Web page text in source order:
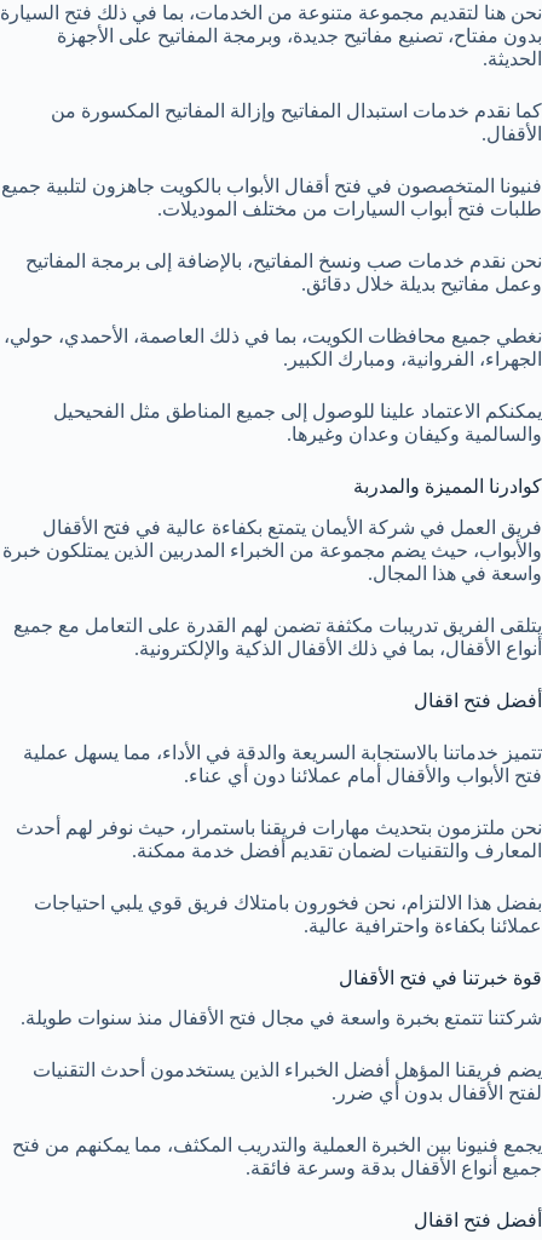
نحن هنا لتقديم مجموعة متنوعة من الخدمات، بما في ذلك فتح السيارة
بدون مفتاح، تصنيع مفاتيح جديدة، وبرمجة المفاتيح على الأجهزة
الحديثة.
كما نقدم خدمات استبدال المفاتيح وإزالة المفاتيح المكسورة من
الأقفال.
فنيونا المتخصصون في فتح أقفال الأبواب بالكويت جاهزون لتلبية جميع
طلبات فتح أبواب السيارات من مختلف الموديلات.
نحن نقدم خدمات صب ونسخ المفاتيح، بالإضافة إلى برمجة المفاتيح
وعمل مفاتيح بديلة خلال دقائق.
نغطي جميع محافظات الكويت، بما في ذلك العاصمة، الأحمدي، حولي،
الجهراء، الفروانية، ومبارك الكبير.
يمكنكم الاعتماد علينا للوصول إلى جميع المناطق مثل الفحيحيل
والسالمية وكيفان وعدان وغيرها.
كوادرنا المميزة والمدربة
فريق العمل في شركة الأيمان يتمتع بكفاءة عالية في فتح الأقفال
والأبواب، حيث يضم مجموعة من الخبراء المدربين الذين يمتلكون خبرة
واسعة في هذا المجال.
يتلقى الفريق تدريبات مكثفة تضمن لهم القدرة على التعامل مع جميع
أنواع الأقفال، بما في ذلك الأقفال الذكية والإلكترونية.
أفضل فتح اقفال
تتميز خدماتنا بالاستجابة السريعة والدقة في الأداء، مما يسهل عملية
فتح الأبواب والأقفال أمام عملائنا دون أي عناء.
نحن ملتزمون بتحديث مهارات فريقنا باستمرار، حيث نوفر لهم أحدث
المعارف والتقنيات لضمان تقديم أفضل خدمة ممكنة.
بفضل هذا الالتزام، نحن فخورون بامتلاك فريق قوي يلبي احتياجات
عملائنا بكفاءة واحترافية عالية.
قوة خبرتنا في فتح الأقفال
شركتنا تتمتع بخبرة واسعة في مجال فتح الأقفال منذ سنوات طويلة.
يضم فريقنا المؤهل أفضل الخبراء الذين يستخدمون أحدث التقنيات
لفتح الأقفال بدون أي ضرر.
يجمع فنيونا بين الخبرة العملية والتدريب المكثف، مما يمكنهم من فتح
جميع أنواع الأقفال بدقة وسرعة فائقة.
أفضل فتح اقفال